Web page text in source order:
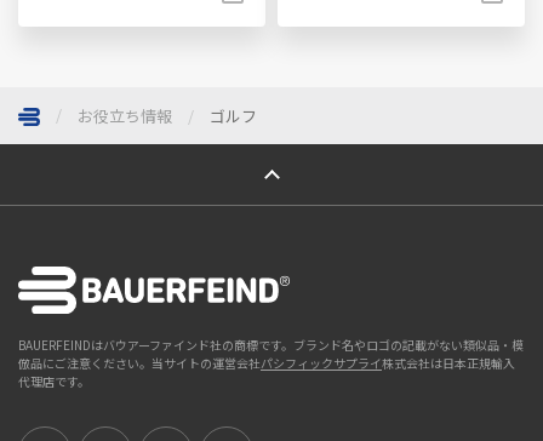
お役立ち情報 ゴルフ
ページトップへ
BAUERFEINDはバウアーファインド社の商標です。ブランド名やロゴの記載がない類似品・模
倣品にご注意ください。当サイトの運営会社パシフィックサプライ株式会社は日本正規輸入
代理店です。